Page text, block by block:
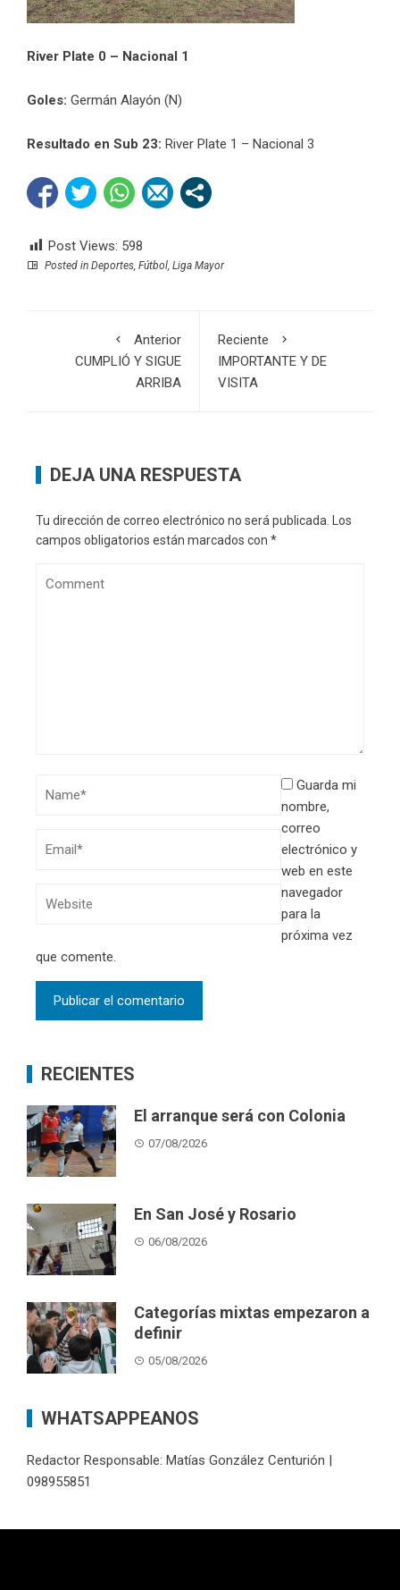
River Plate 0 – Nacional 1
Goles: Germán Alayón (N)
Resultado en Sub 23: River Plate 1 – Nacional 3
Post Views: 598
Posted in Deportes, Fútbol, Liga Mayor
Anterior
CUMPLIÓ Y SIGUE
ARRIBA
Reciente
IMPORTANTE Y DE
VISITA
DEJA UNA RESPUESTA
Tu dirección de correo electrónico no será publicada.
Los
campos obligatorios están marcados con *
Guarda mi
nombre,
correo
electrónico y
web en este
navegador
para la
próxima vez
que comente.
RECIENTES
El arranque será con Colonia
07/08/2026
En San José y Rosario
06/08/2026
Categorías mixtas empezaron a
definir
05/08/2026
WHATSAPPEANOS
Redactor Responsable: Matías González Centurión |
098955851